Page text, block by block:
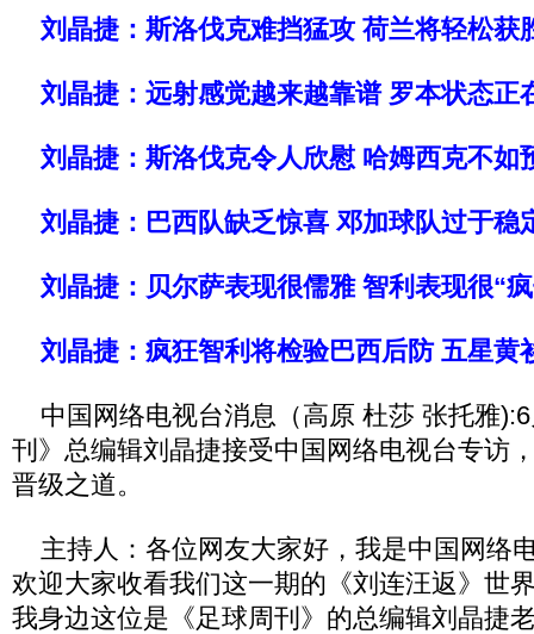
刘晶捷：斯洛伐克难挡猛攻 荷兰将轻松获
刘晶捷：远射感觉越来越靠谱 罗本状态正
刘晶捷：斯洛伐克令人欣慰 哈姆西克不如
刘晶捷：巴西队缺乏惊喜 邓加球队过于稳
刘晶捷：贝尔萨表现很儒雅 智利表现很“
刘晶捷：疯狂智利将检验巴西后防 五星黄
中国网络电视台消息（高原 杜莎 张托雅
刊》总编辑刘晶捷接受中国网络电视台专访
晋级之道。
主持人：各位网友大家好，我是中国网络
欢迎大家收看我们这一期的《刘连汪返》世
我身边这位是《足球周刊》的总编辑刘晶捷